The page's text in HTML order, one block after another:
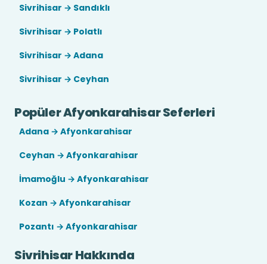
Sivrihisar → Sandıklı
Sivrihisar → Polatlı
Sivrihisar → Adana
Sivrihisar → Ceyhan
Popüler Afyonkarahisar Seferleri
Adana → Afyonkarahisar
Ceyhan → Afyonkarahisar
İmamoğlu → Afyonkarahisar
Kozan → Afyonkarahisar
Pozantı → Afyonkarahisar
Sivrihisar Hakkında